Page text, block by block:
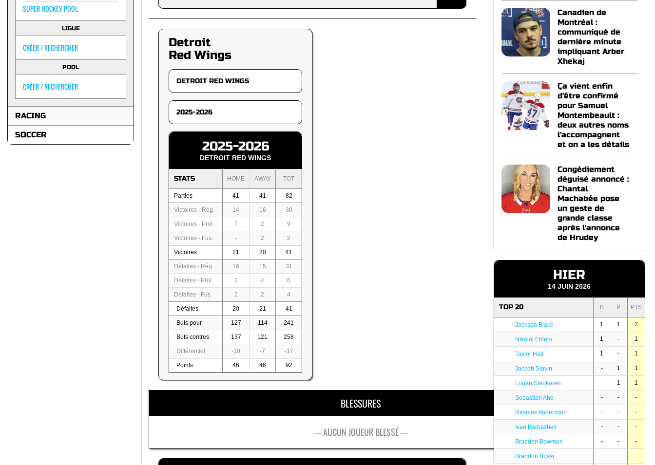
SUPER HOCKEY POOL
LIGUE
CRÉER / RECHERCHER
POOL
CRÉER / RECHERCHER
RACING
SOCCER
Detroit
Red Wings
2025-2026
DETROIT RED WINGS
STATS HOME AWAY TOT
Parties 41 41 82
Victoires - Rég. 14 16 30
Victoires - Prol. 7 2 9
Victoires - Fus. - 2 2
Victoires 21 20 41
Défaites - Rég. 16 15 31
Défaites - Prol. 2 4 6
Défaites - Fus. 2 2 4
Défaites 20 21 41
Buts pour 127 114 241
Buts contres 137 121 258
Différentiel -10 -7 -17
Points 46 46 92
BLESSURES
--- AUCUN JOUEUR BLESSÉ ---
Canadien de
Montréal :
communiqué de
dernière minute
impliquant Arber
Xhekaj
Ça vient enfin
d'être confirmé
pour Samuel
Montembeault :
deux autres noms
l'accompagnent
et on a les détails
Congédiement
déguisé annoncé :
Chantal
Machabée pose
un geste de
grande classe
après l'annonce
de Hrudey
HIER
14 JUIN 2026
TOP 20 B P PTS
Jackson Blake 1 1 2
Nikolaj Ehlers 1 - 1
Taylor Hall 1 - 1
Jaccob Slavin - 1 1
Logan Stankoven - 1 1
Sebastian Aho - - -
Rasmus Andersson - - -
Ivan Barbashev - - -
Braeden Bowman - - -
Brandon Bussi - - -